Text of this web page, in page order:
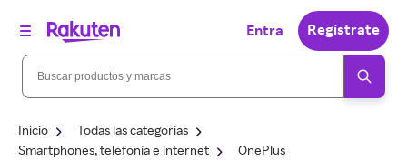
Entra Regístrate
Inicio
Todas las categorías
Smartphones, telefonía e internet
OnePlus